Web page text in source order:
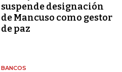
suspende designación
de Mancuso como gestor
de paz
BANCOS